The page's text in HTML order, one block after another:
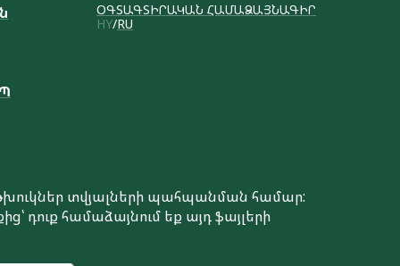
ՕԳՏԱԳՏԻՐԱԿԱՆ ՀԱՄԱՁԱՅՆԱԳԻՐ
HY RU
տվյալների պահպանման համար:
դուք համաձայնում եք այդ ֆայլերի